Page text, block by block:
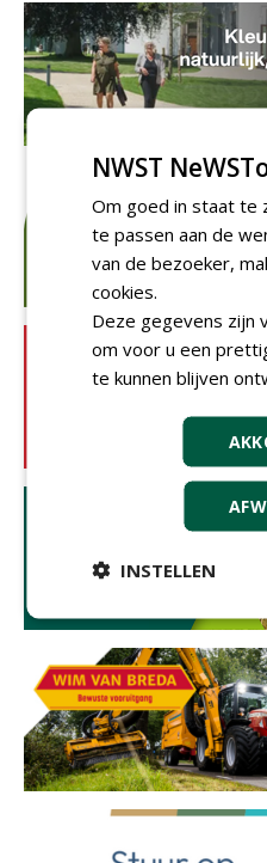
NWST
Om goed in staat te
te passen aan de
van de bezoeker,
cookies.
Deze gegevens zijn
om voor u een
te kunnen blijven
INSTELLEN